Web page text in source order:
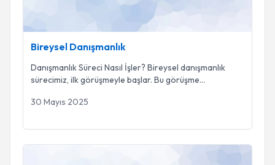
Bireysel Danışmanlık
Danışmanlık Süreci Nasıl İşler? Bireysel danışmanlık
sürecimiz, ilk görüşmeyle başlar. Bu görüşme...
30 Mayıs 2025